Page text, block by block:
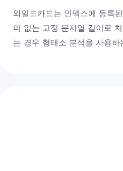
와일드카드는 인덱스에 등록
미 없는 고정 문자열 길이로
는 경우 형태소 분석을 사용